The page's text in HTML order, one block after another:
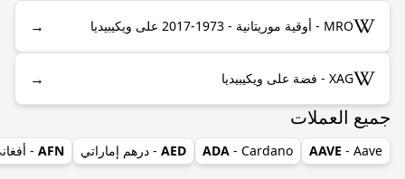
MRO - أوقية موريتانية - 1973-2017 على ويكيبيديا →
XAG - فضة على ويكيبيديا →
جميع العملات
AAVE - Aave
ADA - Cardano
AED - درهم إماراتي AFN
-